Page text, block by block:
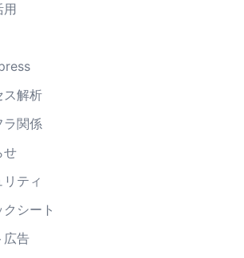
用
ス解析
ラ関係
せ
ティ
シート
広告